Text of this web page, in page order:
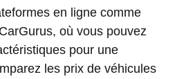
en ligne comme
où vous pouvez
pour une
les prix de véhicules